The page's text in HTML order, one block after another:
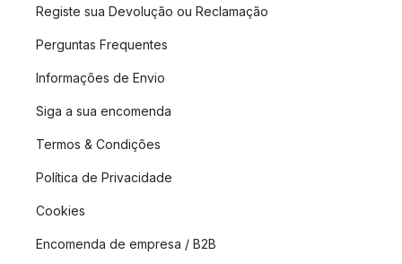
Registe sua Devolução ou Reclamação
Perguntas Frequentes
Informações de Envio
Siga a sua encomenda
Termos & Condições
Política de Privacidade
Cookies
Encomenda de empresa / B2B